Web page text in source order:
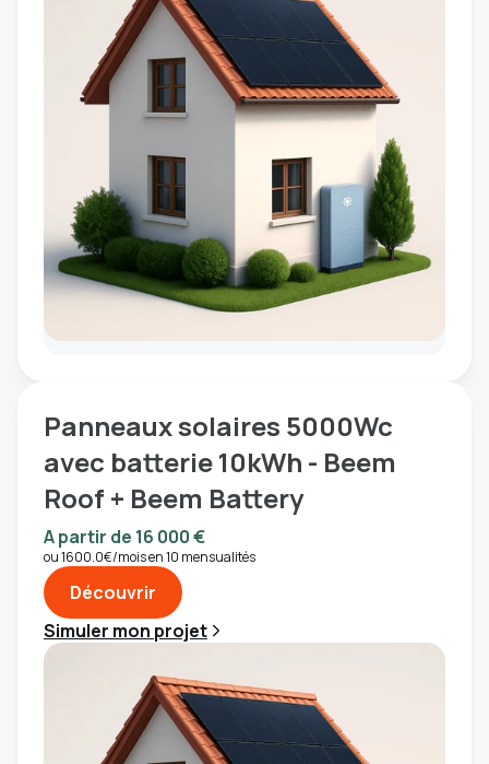
Panneaux solaires 5000Wc
avec batterie 10kWh - Beem
Roof + Beem Battery
A partir de 16 000 €
ou 1600.0€/mois en 10 mensualités
Découvrir
Simuler mon projet